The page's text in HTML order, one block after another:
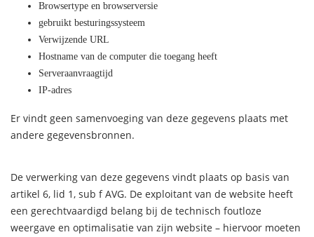
Browsertype en browserversie
gebruikt besturingssysteem
Verwijzende URL
Hostname van de computer die toegang heeft
Serveraanvraagtijd
IP-adres
Er vindt geen samenvoeging van deze gegevens plaats met
andere gegevensbronnen.
De verwerking van deze gegevens vindt plaats op basis van
artikel 6, lid 1, sub f AVG. De exploitant van de website heeft
een gerechtvaardigd belang bij de technisch foutloze
weergave en optimalisatie van zijn website – hiervoor moeten